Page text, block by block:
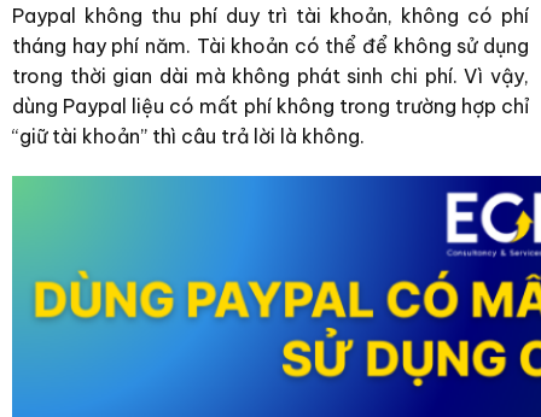
Paypal không thu phí duy trì tài khoản, không có phí
tháng hay phí năm. Tài khoản có thể để không sử dụng
trong thời gian dài mà không phát sinh chi phí.Vì vậy,
dùng Paypal liệu có mất phí không trong trường hợp chỉ
“giữ tài khoản” thì câu trả lời là không.